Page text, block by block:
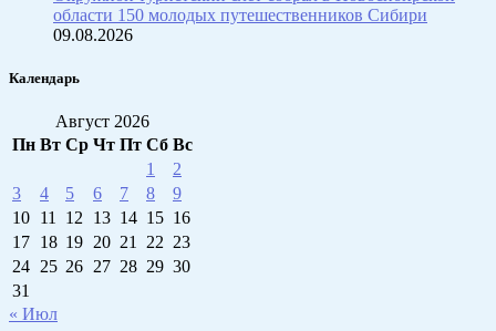
области 150 молодых путешественников Сибири
09.08.2026
Календарь
Август 2026
Пн Вт Ср Чт Пт Сб Вс
1
2
3
4 5 6 7 8
9
10 11 12 13 14 15 16
17 18 19 20 21 22 23
24 25 26 27 28 29 30
31
« Июл